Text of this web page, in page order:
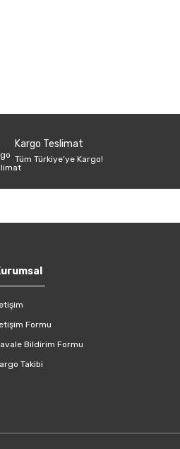
Kargo Teslimat
Tüm Türkiye’ye Kargo!
Formu
Bildirim Formu
Takibi